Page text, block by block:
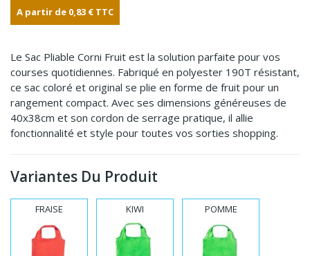
A partir de 0,83 € TTC
Le Sac Pliable Corni Fruit est la solution parfaite pour vos
courses quotidiennes. Fabriqué en polyester 190T résistant,
ce sac coloré et original se plie en forme de fruit pour un
rangement compact. Avec ses dimensions généreuses de
40x38cm et son cordon de serrage pratique, il allie
fonctionnalité et style pour toutes vos sorties shopping.
Variantes Du Produit
FRAISE KIWI POMME